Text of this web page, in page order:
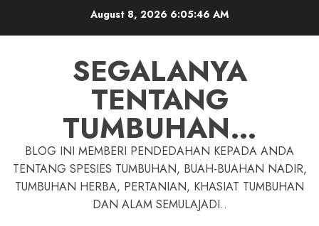
August 8, 2026 6:05:47 AM
SEGALANYA
TENTANG
TUMBUHAN…
BLOG INI MEMBERI PENDEDAHAN KEPADA ANDA
TENTANG SPESIES TUMBUHAN, BUAH-BUAHAN NADIR,
TUMBUHAN HERBA, PERTANIAN, KHASIAT TUMBUHAN
DAN ALAM SEMULAJADI..